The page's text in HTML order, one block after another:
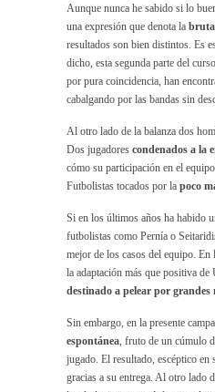
Aunque nunca he sabido si lo
una expresión que denota la
resultados son bien distintos. Es
dicho, esta segunda parte del
por pura coincidencia, han
cabalgando por las bandas sin
Al otro lado de la balanza dos
Dos jugadores condenados a la
cómo su participación en el
Futbolistas tocados por la poco
Si en los últimos años ha habido
futbolistas como Pernía o
mejor de los casos del equipo. En
la adaptación más que positiva
destinado a pelear por grandes
Sin embargo, en la presente
espontánea, fruto de un cúmulo
jugado. El resultado, escéptico
gracias a su entrega. Al otro lado